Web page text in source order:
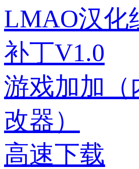
LMAO汉化
补丁V1.0
游戏加加（
改器）
高速下载